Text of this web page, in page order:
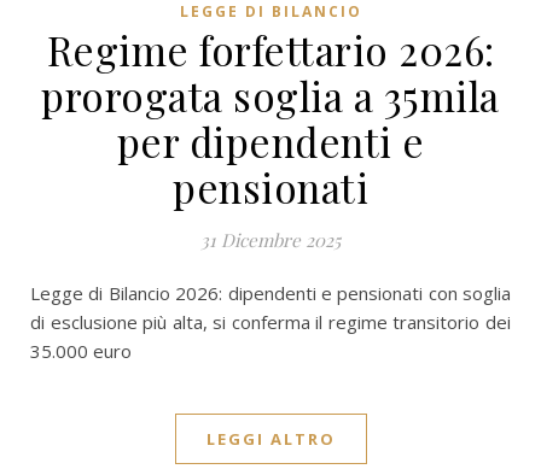
LEGGE DI BILANCIO
Regime forfettario 2026:
prorogata soglia a 35mila
per dipendenti e
pensionati
31 Dicembre 2025
Legge di Bilancio 2026: dipendenti e pensionati con soglia
di esclusione più alta, si conferma il regime transitorio dei
35.000 euro
LEGGI ALTRO